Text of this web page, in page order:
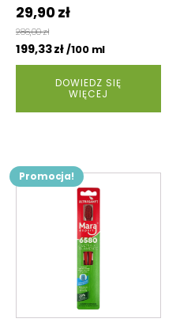
Pierwotna
cena
wynosiła:
42,90 zł.
29,90złAktualna
wynosi:
29,90 zł.
286,00zł
199,33zł/100 ml
DOWIEDZ SIĘ
WIĘCEJ
Promocja!